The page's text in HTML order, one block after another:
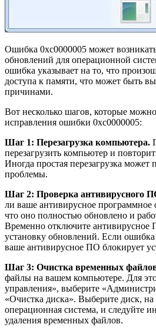
Ошибка 0xc0000005 может
обновлений для операционной
ошибка указывает на то, что
доступа к памяти, что может быть
причинами.
Вот несколько шагов, которые
исправления ошибки 0xc0000005:
Шаг 1: Перезагрузка компьютера.
перезагрузить компьютер и
Иногда простая перезагрузка
проблемы.
Шаг 2: Проверка антивирусного
ли ваше антивирусное программное
что оно полностью обновлено и
Временно отключите антивирусное
установку обновлений. Если ошибка
ваше антивирусное ПО блокирует
Шаг 3: Очистка временных
файлы на вашем компьютере. Для
управления», выберите
«Очистка диска». Выберите диск, на
операционная система, и следуйте
удаления временных файлов.